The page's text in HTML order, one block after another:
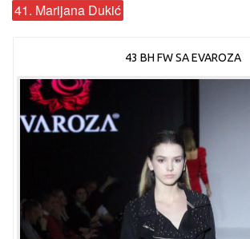
41. Marijana Dukić
43 BH FW SA EVAROZA